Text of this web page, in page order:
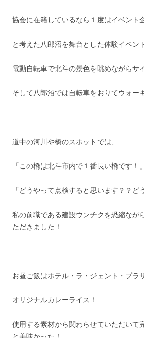
協会に在籍しているなら１度はイベント
と考えた八郎沼を舞台とした体験イベン
電動自転車で北斗の景色を眺めながらサ
そして八郎沼では自転車をおりてウォー
道中の河川や橋のスポットでは、
「この橋は北斗市内で１番長い橋です！」
「どうやって点検すると思います？？ど
私の前職である建設ウンチクを恐縮なが
ただきました！
お昼ご飯はホテル・ラ・ジェント・プラ
オリジナルカレーライス！
使用する素材から関わらせていただいて